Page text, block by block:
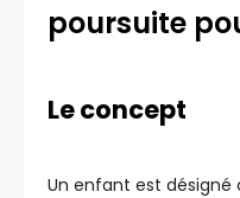
poursuite
Le concept
Un enfant est désigné